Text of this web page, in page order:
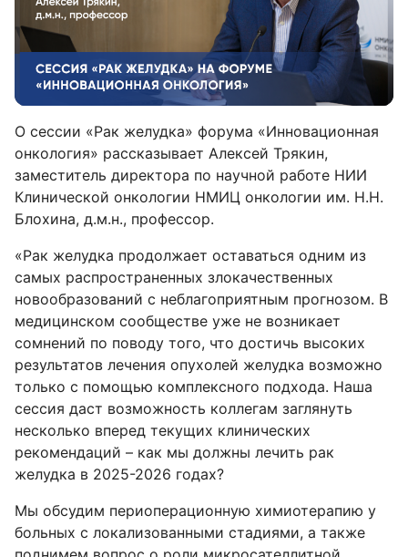
О сессии «Рак желудка» форума «Инновационная
онкология» рассказывает Алексей Трякин,
заместитель директора по научной работе НИИ
Клинической онкологии НМИЦ онкологии им. Н.Н.
Блохина, д.м.н., профессор.
«Рак желудка продолжает оставаться одним из
самых распространенных злокачественных
новообразований с неблагоприятным прогнозом. В
медицинском сообществе уже не возникает
сомнений по поводу того, что достичь высоких
результатов лечения опухолей желудка возможно
только с помощью комплексного подхода. Наша
сессия даст возможность коллегам заглянуть
несколько вперед текущих клинических
рекомендаций – как мы должны лечить рак
желудка в 2025-2026 годах?
Мы обсудим периоперационную химиотерапию у
больных с локализованными стадиями, а также